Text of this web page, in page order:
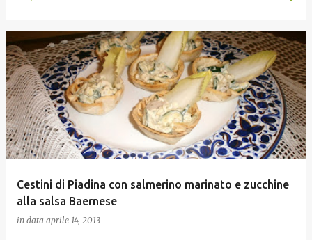
Cestini di Piadina con salmerino marinato e zucchine
alla salsa Baernese
in data aprile 14, 2013